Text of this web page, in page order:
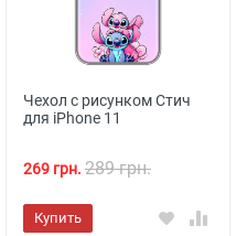
Чехол с рисунком Стич
для iPhone 11
269 грн. 289 грн.
Купить